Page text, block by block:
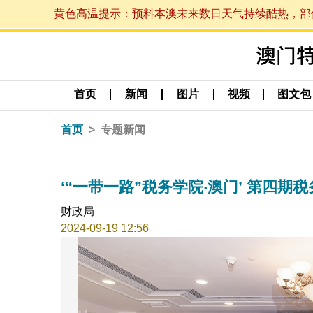
黄色高温提示：预料本澳未来数日天气持续酷热，
首页 新闻 图片 视频 图文包
首页 专题新闻
‘“一带一路”税务学院‧澳门’ 第四期
财政局
2024-09-19 12:56